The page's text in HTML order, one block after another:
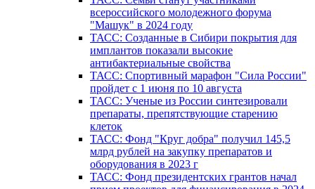
всероссийского молодежного форума
"Машук" в 2024 году
ТАСС: Созданные в Сибири покрытия для
имплантов показали высокие
антибактериальные свойства
ТАСС: Спортивный марафон "Сила России"
пройдет с 1 июня по 10 августа
ТАСС: Ученые из России синтезировали
препараты, препятствующие старению
клеток
ТАСС: Фонд "Круг добра" получил 145,5
млрд рублей на закупку препаратов и
оборудования в 2023 г
ТАСС: Фонд президентских грантов начал